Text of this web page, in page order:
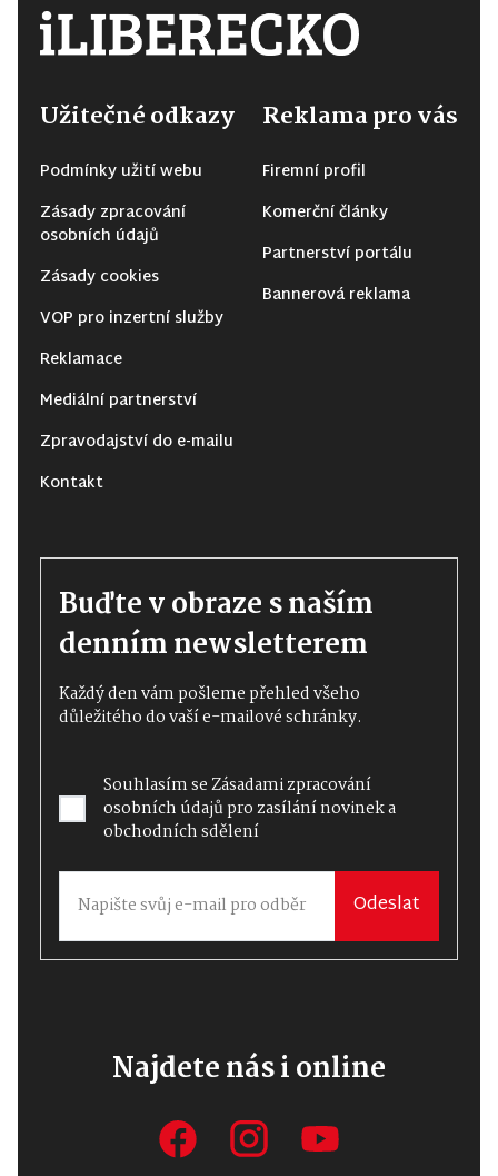
Užitečné odkazy
Podmínky užití webu
Zásady zpracování
osobních údajů
Zásady cookies
VOP pro inzertní služby
Reklamace
Mediální partnerství
Zpravodajství do e-mailu
Kontakt
Reklama pro vás
Firemní profil
Komerční články
Partnerství portálu
Bannerová reklama
Buďte v obraze s naším
denním newsletterem
Každý den vám pošleme přehled všeho
důležitého do vaší e-mailové schránky.
Souhlasím seZásadami zpracování
osobních údajůpro zasílání novinek a
obchodních sdělení
Odeslat
Najdete nás i online